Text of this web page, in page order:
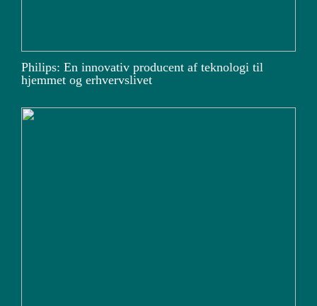
Philips: En innovativ producent af teknologi til
hjemmet og erhvervslivet